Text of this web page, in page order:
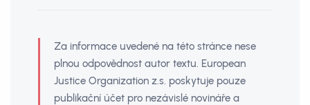
Za informace uvedené na této stránce nese
plnou odpovědnost autor textu. European
Justice Organization z.s. poskytuje pouze
publikační účet pro nezávislé novináře a